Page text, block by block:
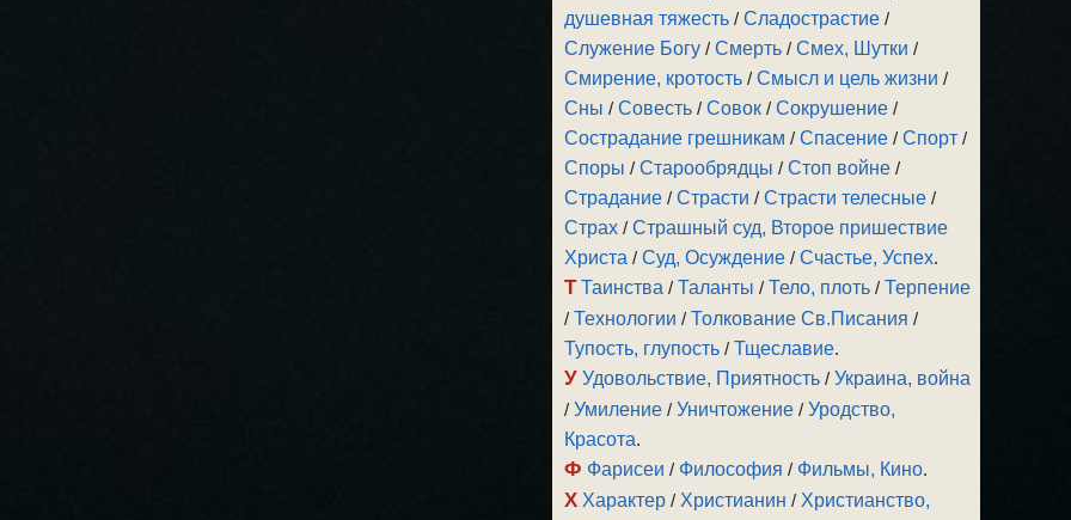
душевная тяжесть /Сладострастие /
Служение Богу /Смерть /Смех, Шутки /
Смирение, кротость /Смысл и цель жизни /
Сны /Совесть /Совок /Сокрушение /
Сострадание грешникам /Спасение /Спорт /
Споры /Старообрядцы /Стоп войне /
Страдание /Страсти /Страсти телесные /
Страх /Страшный суд, Второе пришествие
Христа /Суд, Осуждение /Счастье, Успех.
Т Таинства /Таланты /Тело, плоть /Терпение
/Технологии /Толкование Св.Писания /
Тупость, глупость /Тщеславие.
У Удовольствие, Приятность /Украина, война
/Умиление /Уничтожение /Уродство,
Красота.
Ф Фарисеи / Философия / Фильмы, Кино.
Х Характер / Христианин / Христианство,